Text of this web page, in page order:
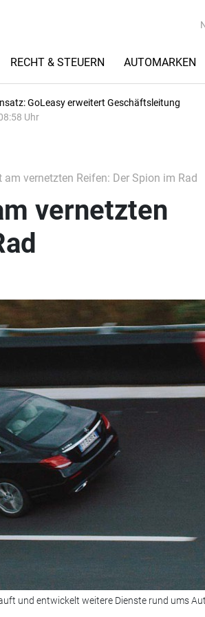
RECHT & STEUERN AUTOMARKEN
GoLeasy erweitert Geschäftsleitung
Uhr
am vernetzten Reifen: Der Spion im Rad
vernetzten
und entwickelt weitere Dienste rund ums